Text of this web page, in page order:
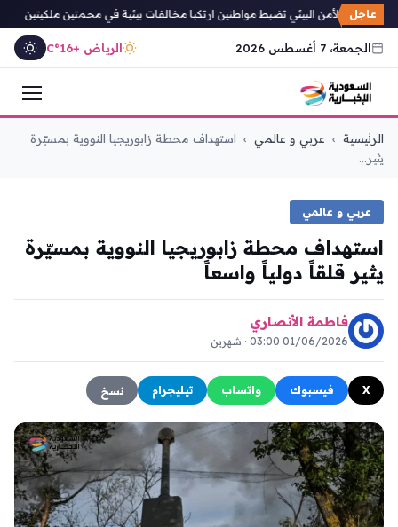
عاجل
الخاصة للأمن البيئي تضبط مواطنين ارتكبا مخالفات بيئية في محمتين ملكيتين
الجمعة، 7 أغسطس 2026 الرياض +16°C
التجاوز
إلى
الرئيسية › عربي و عالمي › استهداف محطة زابوريجيا النووية بمسيّرة
يثير...
عربي و عالمي
استهداف محطة زابوريجيا النووية بمسيّرة
يثير قلقاً دولياً واسعاً
فاطمة الأنصاري
01/06/2026 03:00 · شهرين
X فيسبوك واتساب تيليجرام نسخ